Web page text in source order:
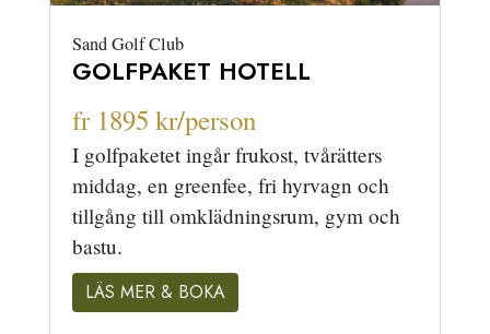
Sand Golf Club
GOLFPAKET HOTELL
fr 1895 kr/person
I golfpaketet ingår frukost, tvårätters
middag, en greenfee, fri hyrvagn och
tillgång till omklädningsrum, gym och
bastu.
LÄS MER & BOKA